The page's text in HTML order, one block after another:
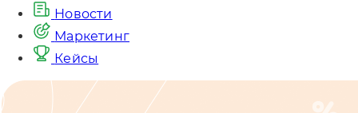
Новости
Маркетинг
Кейсы